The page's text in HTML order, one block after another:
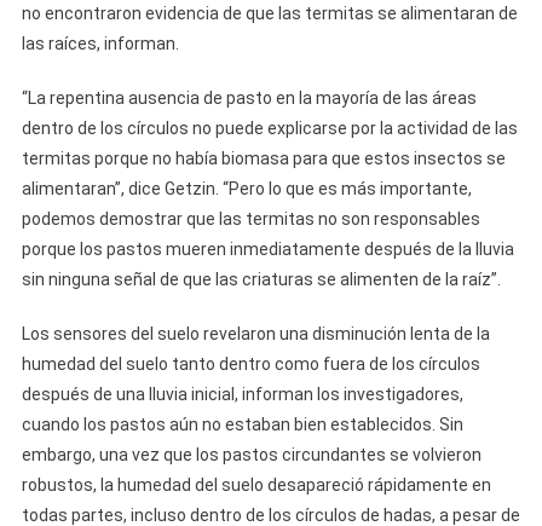
no encontraron evidencia de que las termitas se alimentaran de
las raíces, informan.
“La repentina ausencia de pasto en la mayoría de las áreas
dentro de los círculos no puede explicarse por la actividad de las
termitas porque no había biomasa para que estos insectos se
alimentaran”, dice Getzin. “Pero lo que es más importante,
podemos demostrar que las termitas no son responsables
porque los pastos mueren inmediatamente después de la lluvia
sin ninguna señal de que las criaturas se alimenten de la raíz”.
Los sensores del suelo revelaron una disminución lenta de la
humedad del suelo tanto dentro como fuera de los círculos
después de una lluvia inicial, informan los investigadores,
cuando los pastos aún no estaban bien establecidos. Sin
embargo, una vez que los pastos circundantes se volvieron
robustos, la humedad del suelo desapareció rápidamente en
todas partes, incluso dentro de los círculos de hadas, a pesar de